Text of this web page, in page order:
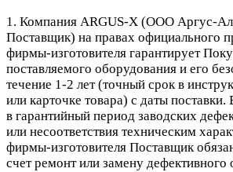
1. Компания ARGUS-X (ООО Аргус-
Поставщик) на правах официального
фирмы-изготовителя гарантирует
поставляемого оборудования и его
течение 1-2 лет (точный срок в
или карточке товара) с даты
в гарантийный период заводских
или несоответствия техническим
фирмы-изготовителя Поставщик
счет ремонт или замену дефективного